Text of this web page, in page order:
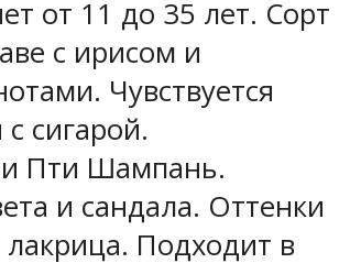
от 11 до 35 лет. Сорт
с ирисом и
Чувствуется
сигарой.
и Пти Шампань.
и сандала. Оттенки
Подходит в